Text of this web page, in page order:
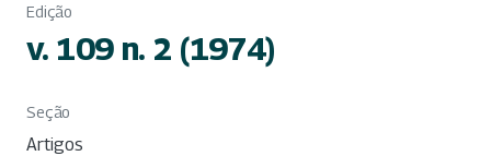
Edição
v. 109 n. 2 (1974)
Seção
Artigos